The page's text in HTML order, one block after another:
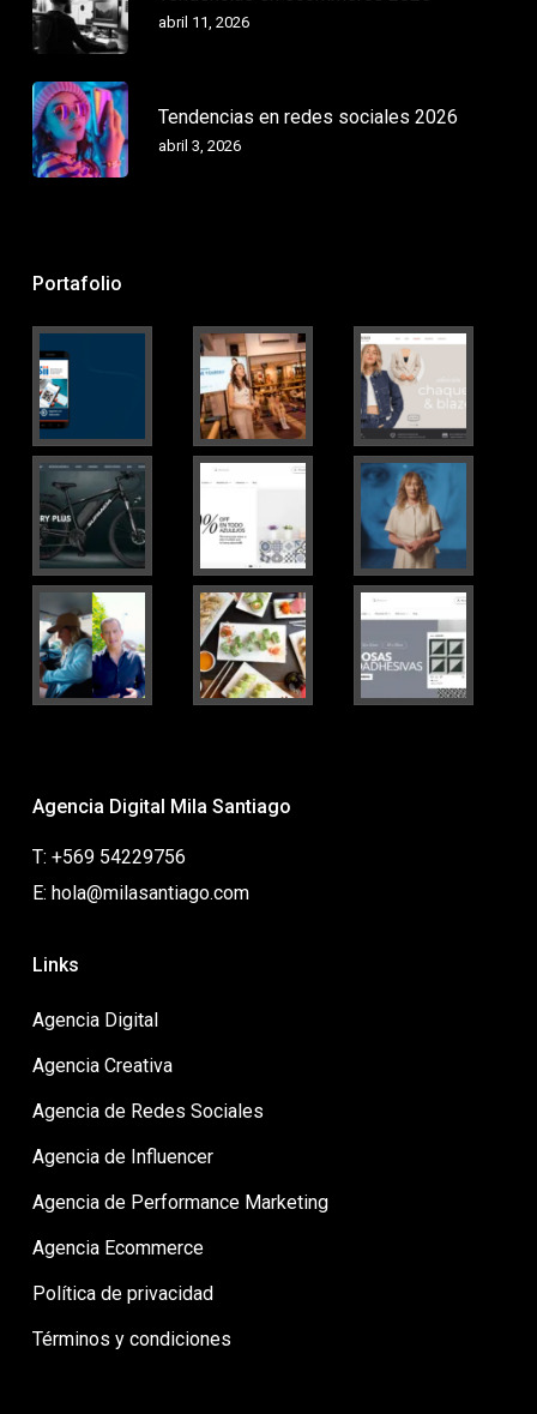
abril 11, 2026
Tendencias en redes sociales 2026
abril 3, 2026
Portafolio
Agencia Digital Mila Santiago
T: +569 54229756
E: hola@milasantiago.com
Links
Agencia Digital
Agencia Creativa
Agencia de Redes Sociales
Agencia de Influencer
Agencia de Performance Marketing
Agencia Ecommerce
Política de privacidad
Términos y condiciones